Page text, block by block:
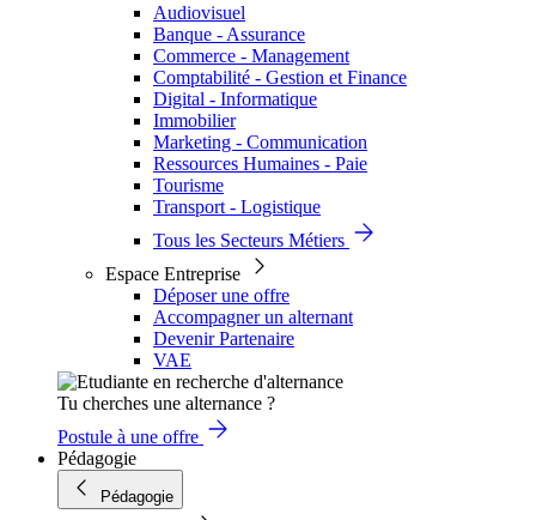
Audiovisuel
Banque - Assurance
Commerce - Management
Comptabilité - Gestion et Finance
Digital - Informatique
Immobilier
Marketing - Communication
Ressources Humaines - Paie
Tourisme
Transport - Logistique
Tous les Secteurs Métiers
Espace Entreprise
Déposer une offre
Accompagner un alternant
Devenir Partenaire
VAE
Tu cherches une alternance ?
Postule à une offre
Pédagogie
Pédagogie